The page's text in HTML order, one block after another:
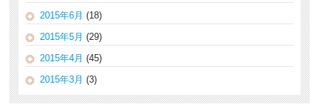
2015年6月 (18)
2015年5月 (29)
2015年4月 (45)
2015年3月 (3)